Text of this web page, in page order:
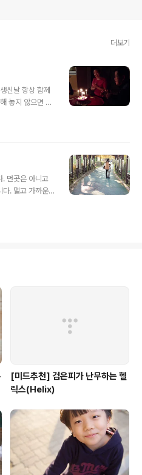
더보기
신날 항상 함께
놓지 않으면 나
는 생각을 하
. 먼곳은 아니고
다. 멀고 가까운
나가서 그런
옥같은 글들이
습이 꾀나 기특
것은 언제까지
금 민찬이의 자
르게 싱크로되
..
[미드추천] 검은피가 난무하는 헬
릭스(Helix)